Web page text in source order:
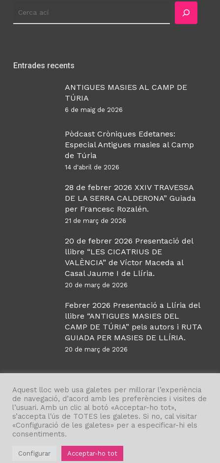
Cercador
Entrades recents
ANTIGUES MASIES AL CAMP DE
TÚRIA
6 de maig de 2026
Pòdcast Cròniques Edetanes:
Especial Antigues masies al Camp
de Túria
14 d'abril de 2026
28 de febrer 2026 XXIV TRAVESSA
DE LA SERRA CALDERONA” Guiada
per Francesc Rozalén.
21 de març de 2026
20 de febrer 2026 Presentació del
llibre “LES CICATRIUS DE
VALÈNCIA” de Víctor Maceda al
Casal Jaume I de Llíria.
20 de març de 2026
Febrer 2026 Presentació a Llíria del
llibre “ANTIGUES MASIES DEL
CAMP DE TÚRIA” pels autors i RUTA
GUIADA PER MASIES DE LLÍRIA.
20 de març de 2026
©Institut d’Estudis Comarcals Camp de Túria, 2021.
Política de privadesa
facebook
Aquest lloc web usa galetes per millorar l’experiència
de navegació, d’acord amb les preferències i visites de
l’usuari. Amb un clic al botó «Acceptar-ho tot»,
s’accepta l'ús de TOTES les galetes. Si no, cal visitar
«Configuració de les galetes» per a especificar-hi els
consentiments.
Configurar Acceptar-ho tot